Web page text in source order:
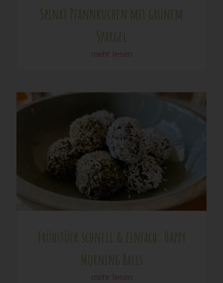
Spinat Pfannkuchen mit grünem
Spargel
mehr lesen
Frühstück schnell & einfach: Happy
Morning Balls
mehr lesen